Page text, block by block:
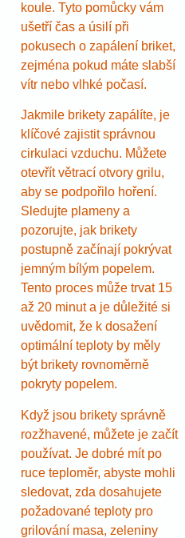
koule. Tyto pomůcky vám
ušetří čas a úsilí při
pokusech o zapálení briket,
zejména pokud máte slabší
vítr nebo vlhké počasí.
Jakmile brikety zapálíte, je
klíčové zajistit správnou
cirkulaci vzduchu. Můžete
otevřít větrací otvory grilu,
aby se podpořilo hoření.
Sledujte plameny a
pozorujte, jak brikety
postupně začínají pokrývat
jemným bílým popelem.
Tento proces může trvat 15
až 20 minut a je důležité si
uvědomit, že k dosažení
optimální teploty by měly
být brikety rovnoměrně
pokryty popelem.
Když jsou brikety správně
rozžhavené, můžete je začít
používat. Je dobré mít po
ruce teploměr, abyste mohli
sledovat, zda dosahujete
požadované teploty pro
grilování masa, zeleniny